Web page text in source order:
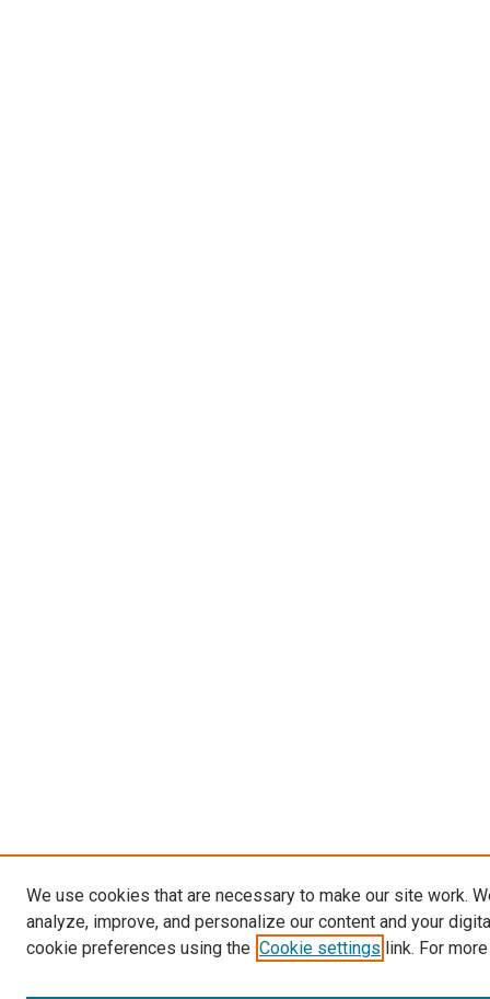
We use cookies that are necessary to make our site work.
analyze, improve, and personalize our content and your
cookie preferences using the Cookie settings link. For